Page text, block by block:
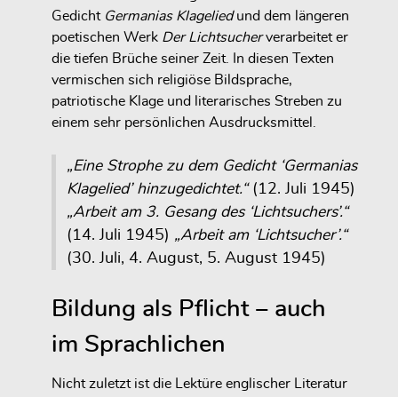
Gedicht Germanias Klageliedund dem längeren
poetischen Werk Der Lichtsucherverarbeitet er
die tiefen Brüche seiner Zeit. In diesen Texten
vermischen sich religiöse Bildsprache,
patriotische Klage und literarisches Streben zu
einem sehr persönlichen Ausdrucksmittel.
„Eine Strophe zu dem Gedicht ‘Germanias
Klagelied’ hinzugedichtet.“(12. Juli 1945)
„Arbeit am 3. Gesang des ‘Lichtsuchers’.“
(14. Juli 1945) „Arbeit am ‘Lichtsucher’.“
(30. Juli, 4. August, 5. August 1945)
Bildung als Pflicht – auch
im Sprachlichen
Nicht zuletzt ist die Lektüre englischer Literatur